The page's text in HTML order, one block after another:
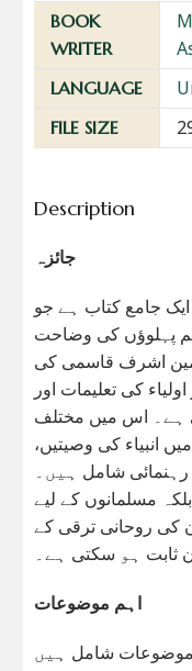
BOOK
WRITER
LANGUAGE
FILE SIZE
Description
جائزہ
ایک جامع کتاب ہے جو
پہلوؤں کی وضاحت
اشرف قاسمی کی
کی تعلیمات اور
ہے۔ اس میں مختلف
انبیاء کی وصیتیں،
رہنمائی شامل ہیں۔
مسلمانوں کے لیے
کی روحانی ترقی کے
ثابت ہو سکتی ہے۔
اہم موضوعات